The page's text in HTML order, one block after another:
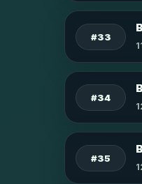
#33
#34
#35